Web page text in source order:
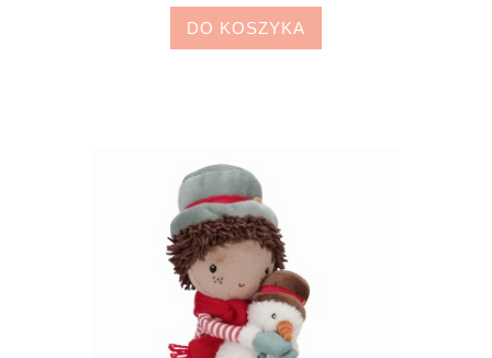
DO KOSZYKA